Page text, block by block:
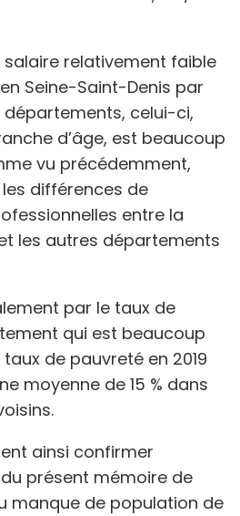
relativement faible
Seine-Saint-Denis par
celui-ci,
d’âge, est beaucoup
vu précédemment,
les différences de
entre la
les autres départements
par le taux de
qui est beaucoup
de pauvreté en 2019
moyenne de 15 % dans
ainsi confirmer
présent mémoire de
manque de population de